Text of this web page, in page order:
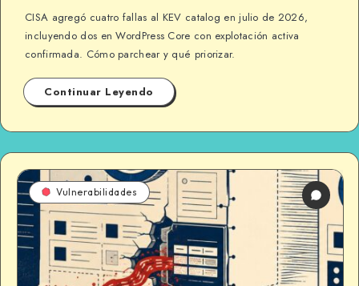
CISA agregó cuatro fallas al KEV catalog en julio de 2026,
incluyendo dos en WordPress Core con explotación activa
confirmada. Cómo parchear y qué priorizar.
Continuar Leyendo
Vulnerabilidades